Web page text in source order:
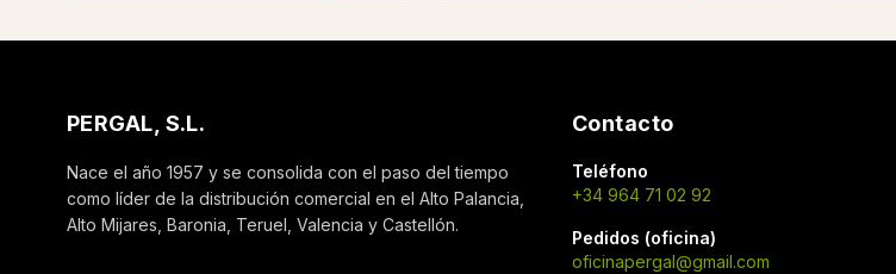
PERGAL, S.L.
Nace el año 1957 y se consolida con el paso del tiempo
como líder de la distribución comercial en el Alto Palancia,
Alto Mijares, Baronia, Teruel, Valencia y Castellón.
Contacto
Teléfono
+34 964 71 02 92
Pedidos (oficina)
oficinapergal@gmail.com